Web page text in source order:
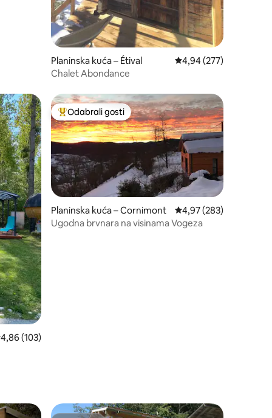
Planinska kuća – Étival Prosječna ocjena:
4,94 (277)
Chalet Abondance
ocjena: 4,86/5, recenzija: 103
4,86 (103)
Među najviše rangiranima s oznakom „Odabrali gosti”
Odabrali gosti
Planinska kuća – Cornimont Prosječna ocjena:
4,97 (283)
Ugodna brvnara na visinama Vogeza